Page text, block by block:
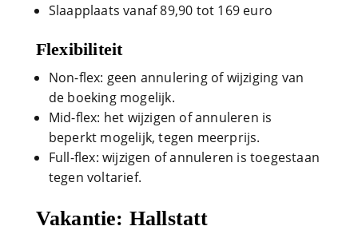
Slaapplaats vanaf 89,90 tot 169 euro
Flexibiliteit
Non-flex: geen annulering of wijziging van
de boeking mogelijk.
Mid-flex: het wijzigen of annuleren is
beperkt mogelijk, tegen meerprijs.
Full-flex: wijzigen of annuleren is toegestaan
tegen voltarief.
Vakantie: Hallstatt